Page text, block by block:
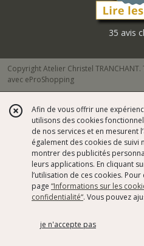
35 avis
Copyright Atelier Christel
avec eProShopping
Afin de vous offrir une
utilisons des cookies
de nos services et en mesurent
également des cookies de suivi
montrer des publicités
leurs applications. En cliquant
l’utilisation de ces cookies.
page “Informations sur les
confidentialité“. Vous pouvez
je n'accepte pas